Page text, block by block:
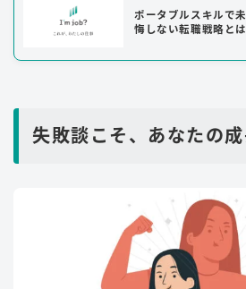
ポータブルスキルで
悔しない転職戦略とは
失敗談こそ、あなたの